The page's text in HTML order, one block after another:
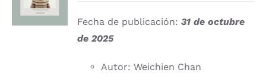
/
DETALLES
Fecha de publicación:31 de octubre
de 2025
Autor: Weichien Chan